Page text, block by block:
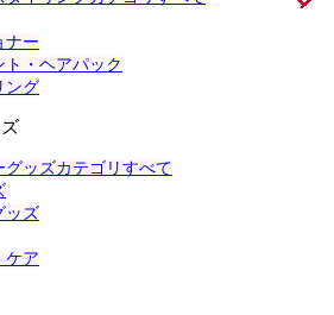
ナー
ト・ヘアパック
ング
グッズカテゴリすべて
ッズ
ケア